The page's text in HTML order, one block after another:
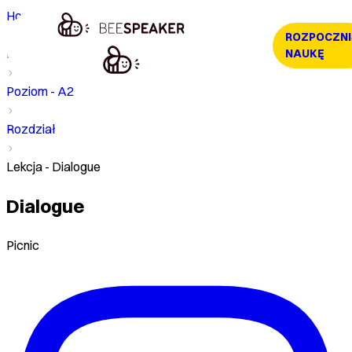
NAUKĘ
Home
Kurs
Poziom - A2
Rozdział
Lekcja - Dialogue
Dialogue
Picnic